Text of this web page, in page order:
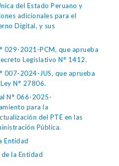
del Estado Peruano y
adicionales para el
Digital, y sus
029-2021-PCM, que aprueba
Legislativo N° 1412.
007-2024-JUS, que aprueba
N° 27806.
N° 066-2025-
para la
del PTE en las
Pública.
Entidad
la Entidad